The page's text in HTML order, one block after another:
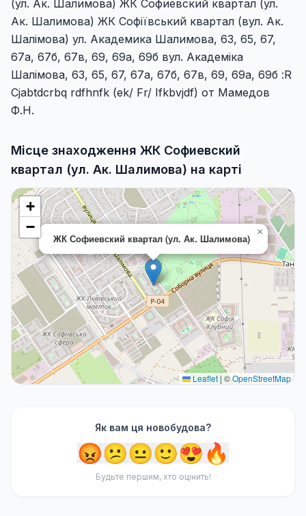
(ул. Ак. Шалимова) ЖК Софиевский квартал (ул.
Ак. Шалимова) ЖК Софіївський квартал (вул. Ак.
Шалімова) ул. Академика Шалимова, 63, 65, 67,
67а, 67б, 67в, 69, 69а, 69б вул. Академіка
Шалімова, 63, 65, 67, 67а, 67б, 67в, 69, 69а, 69б :R
Cjabtdcrbq rdfhnfk (ek/ Fr/ Ifkbvjdf) от Мамедов
Ф.Н.
Місце знаходження ЖК Софиевский
квартал (ул. Ак. Шалимова) на карті
ЖК Софиевский квартал (ул. Ак. Шалимова)
×
+
−
Leaflet| ©OpenStreetMap
Як вам ця новобудова?
😡😕😐🙂😍🔥
Будьте першим, хто оцінить!